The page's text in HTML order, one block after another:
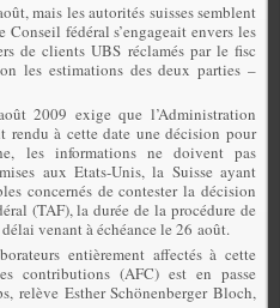
mais les autorités suisses semblent
fédéral s’engageait envers les
de clients UBS réclamés par le fisc
les estimations des deux parties –
2009 exige que l’Administration
rendu à cette date une décision pour
les informations ne doivent pas
aux Etats-Unis, la Suisse ayant
concernés de contester la décision
(TAF), la durée de la procédure de
venant à échéance le 26 août.
entièrement affectés à cette
contributions (AFC) est en passe
relève Esther Schönenberger Bloch,